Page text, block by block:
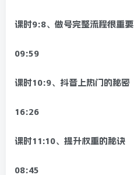
课时9:8、做号完整流程很重要
09:59
课时10:9、抖音上热门的秘密
16:26
课时11:10、提升权重的秘诀
08:45